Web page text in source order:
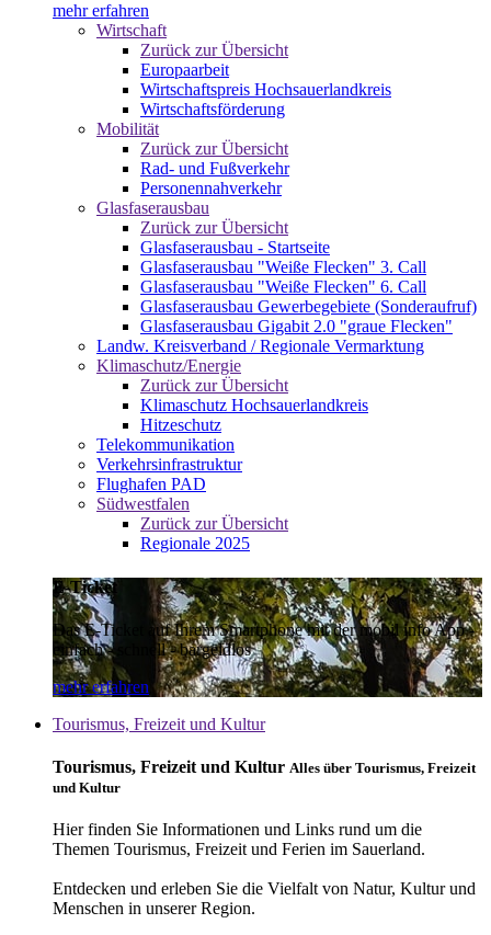
mehr erfahren
Wirtschaft
Zurück zur Übersicht
Europaarbeit
Wirtschaftspreis Hochsauerlandkreis
Wirtschaftsförderung
Mobilität
Zurück zur Übersicht
Rad- und Fußverkehr
Personennahverkehr
Glasfaserausbau
Zurück zur Übersicht
Glasfaserausbau - Startseite
Glasfaserausbau "Weiße Flecken" 3. Call
Glasfaserausbau "Weiße Flecken" 6. Call
Glasfaserausbau Gewerbegebiete (Sonderaufruf)
Glasfaserausbau Gigabit 2.0 "graue Flecken"
Landw. Kreisverband / Regionale Vermarktung
Klimaschutz/Energie
Zurück zur Übersicht
Klimaschutz Hochsauerlandkreis
Hitzeschutz
Telekommunikation
Verkehrsinfrastruktur
Flughafen PAD
Südwestfalen
Zurück zur Übersicht
Regionale 2025
E-Ticket
Das E-Ticket auf Ihrem Smartphone mit der mobil info App -
einfach - schnell - bargeldlos
mehr erfahren
Tourismus, Freizeit und Kultur
Tourismus, Freizeit und Kultur Alles über Tourismus, Freizeit
und Kultur
Hier finden Sie Informationen und Links rund um die
Themen Tourismus, Freizeit und Ferien im Sauerland.
Entdecken und erleben Sie die Vielfalt von Natur, Kultur und
Menschen in unserer Region.